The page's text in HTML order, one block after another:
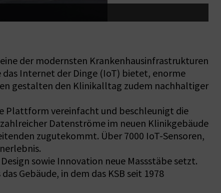
der modernsten Krankenhausinfrastrukturen
Internet der Dinge (IoT) bietet, enorme
gestalten den Klinikalltag zudem nachhaltiger
Plattform vereinfacht und beschleunigt die
Datenströme im neuen Klinikgebäude
zugutekommt. Über 7000 IoT-Sensoren,
sowie Innovation neue Massstäbe setzt.
Gebäude, in dem das KSB seit 1978